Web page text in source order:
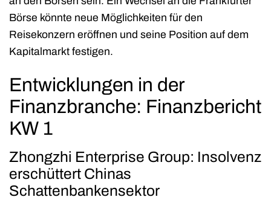
Börse könnte neue Möglichkeiten für den
Reisekonzern eröffnen und seine Position auf dem
Kapitalmarkt festigen.
Entwicklungen in der
Finanzbranche: Finanzbericht
KW 1
Zhongzhi Enterprise Group: Insolvenz
erschüttert Chinas
Schattenbankensektor